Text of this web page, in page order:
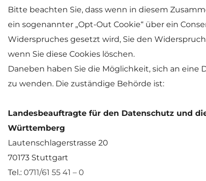
Bitte beachten Sie, dass wenn in diesem
ein sogenannter „Opt-Out Cookie“ über ein
Widerspruches gesetzt wird, Sie den
wenn Sie diese Cookies löschen.
Daneben haben Sie die Möglichkeit, sich an eine
zu wenden. Die zuständige Behörde ist:
Landesbeauftragte für den Datenschutz und
Württemberg
Lautenschlagerstrasse 20
70173 Stuttgart
Tel.: 0711/61 55 41 – 0